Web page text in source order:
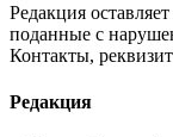
Редакция
поданные с
Контакты,
Редакция